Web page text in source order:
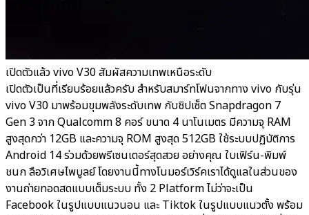
เปิดตัวแล้ว vivo V30 สัมผัสความเทพเหนือระดับ
เปิดตัวเป็นที่เรียบร้อยแล้วครับ สำหรับสมาร์ทโฟนจากทาง vivo กับรุ่น
vivo V30 มาพร้อมขุมพลังระดับเทพ กับชิปเซ็ต Snapdragon 7
Gen 3 จาก Qualcomm 8 คอร์ ขนาด 4 นาโนเมตร มีความจุ RAM
สูงสุดกว่า 12GB และความจุ ROM สูงสุด 512GB ใช้ระบบปฏิบัติการ
Android 14 ร่วมด้วยพรีเซนเตอร์สุดสวย อย่างคุณ ใบเฟิร์น-พิมพ์
ชนก ลือวิเศษไพบูลย์ โดยงานนี้ทางโนมอร์เวิร์คเราได้ดูแลในส่วนของ
งานถ่ายทอดสดแบบเต็มระบบ ทั้ง 2 Platform ไม่ว่าจะเป็น
Facebook ในรูปแบบแนวนอน และ Tiktok ในรูปแบบแนวตั้ง พร้อม